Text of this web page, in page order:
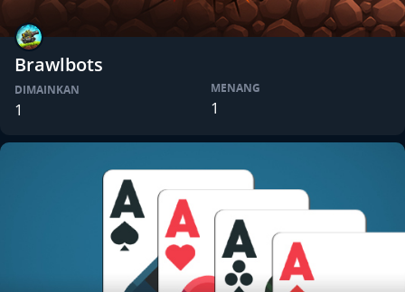
Brawlbots
DIMAINKAN
1
MENANG
1